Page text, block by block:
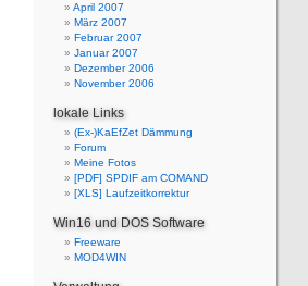
April 2007
März 2007
Februar 2007
Januar 2007
Dezember 2006
November 2006
lokale Links
(Ex-)KaEfZet Dämmung
Forum
Meine Fotos
[PDF] SPDIF am COMAND
[XLS] Laufzeitkorrektur
Win16 und DOS Software
Freeware
MOD4WIN